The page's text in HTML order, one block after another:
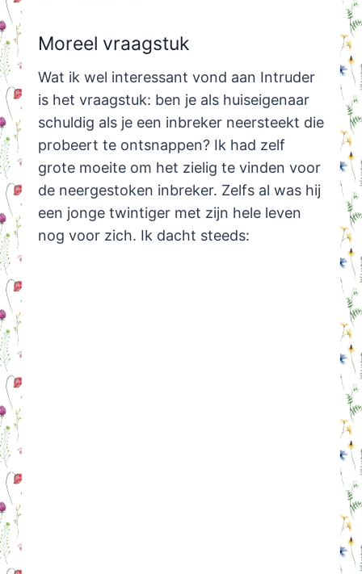
Moreel vraagstuk
Wat ik wel interessant vond aan Intruder
is het vraagstuk: ben je als huiseigenaar
schuldig als je een inbreker neersteekt die
probeert te ontsnappen? Ik had zelf
grote moeite om het zielig te vinden voor
de neergestoken inbreker. Zelfs al was hij
een jonge twintiger met zijn hele leven
nog voor zich. Ik dacht steeds: